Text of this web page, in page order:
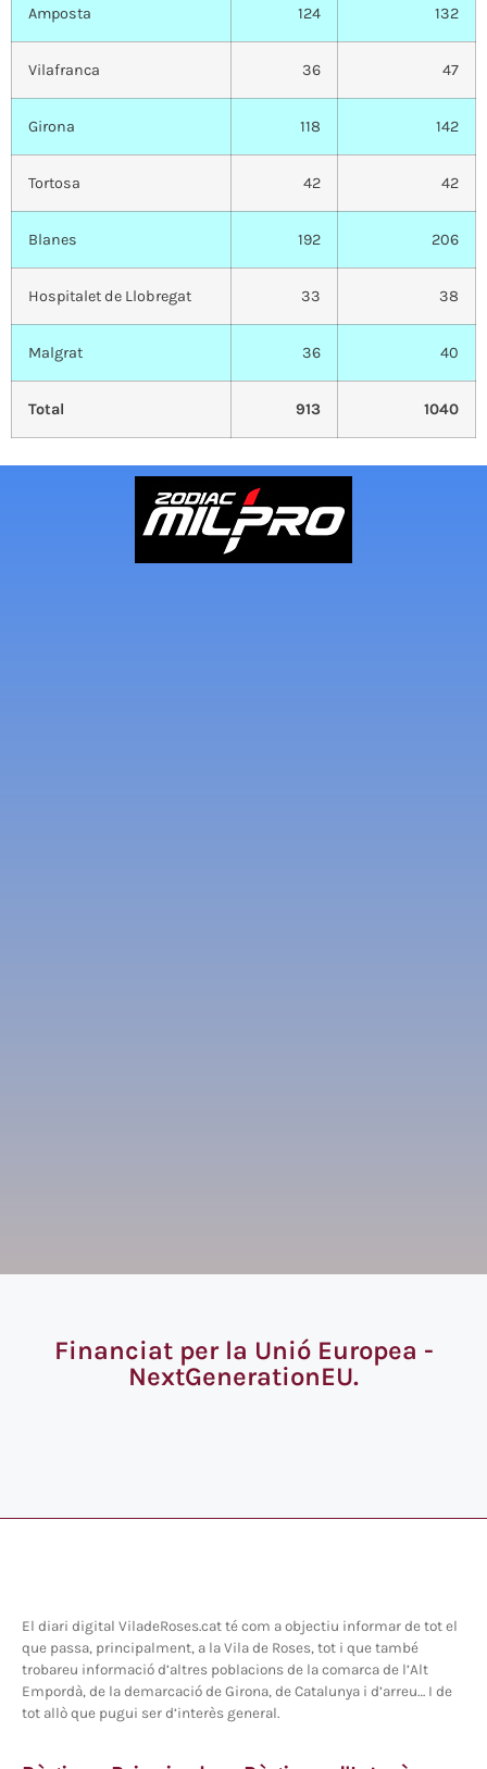
Amposta 124 132
Vilafranca 36 47
Girona 118 142
Tortosa 42 42
Blanes 192 206
Hospitalet de Llobregat 33 38
Malgrat 36 40
Total 913 1040
Financiat per la Unió Europea -
NextGenerationEU.
El diari digital ViladeRoses.cat té com a objectiu informar de tot el
que passa, principalment, a la Vila de Roses, tot i que també
trobareu informació d’altres poblacions de la comarca de l’Alt
Empordà, de la demarcació de Girona, de Catalunya i d’arreu… I de
tot allò que pugui ser d’interès general.